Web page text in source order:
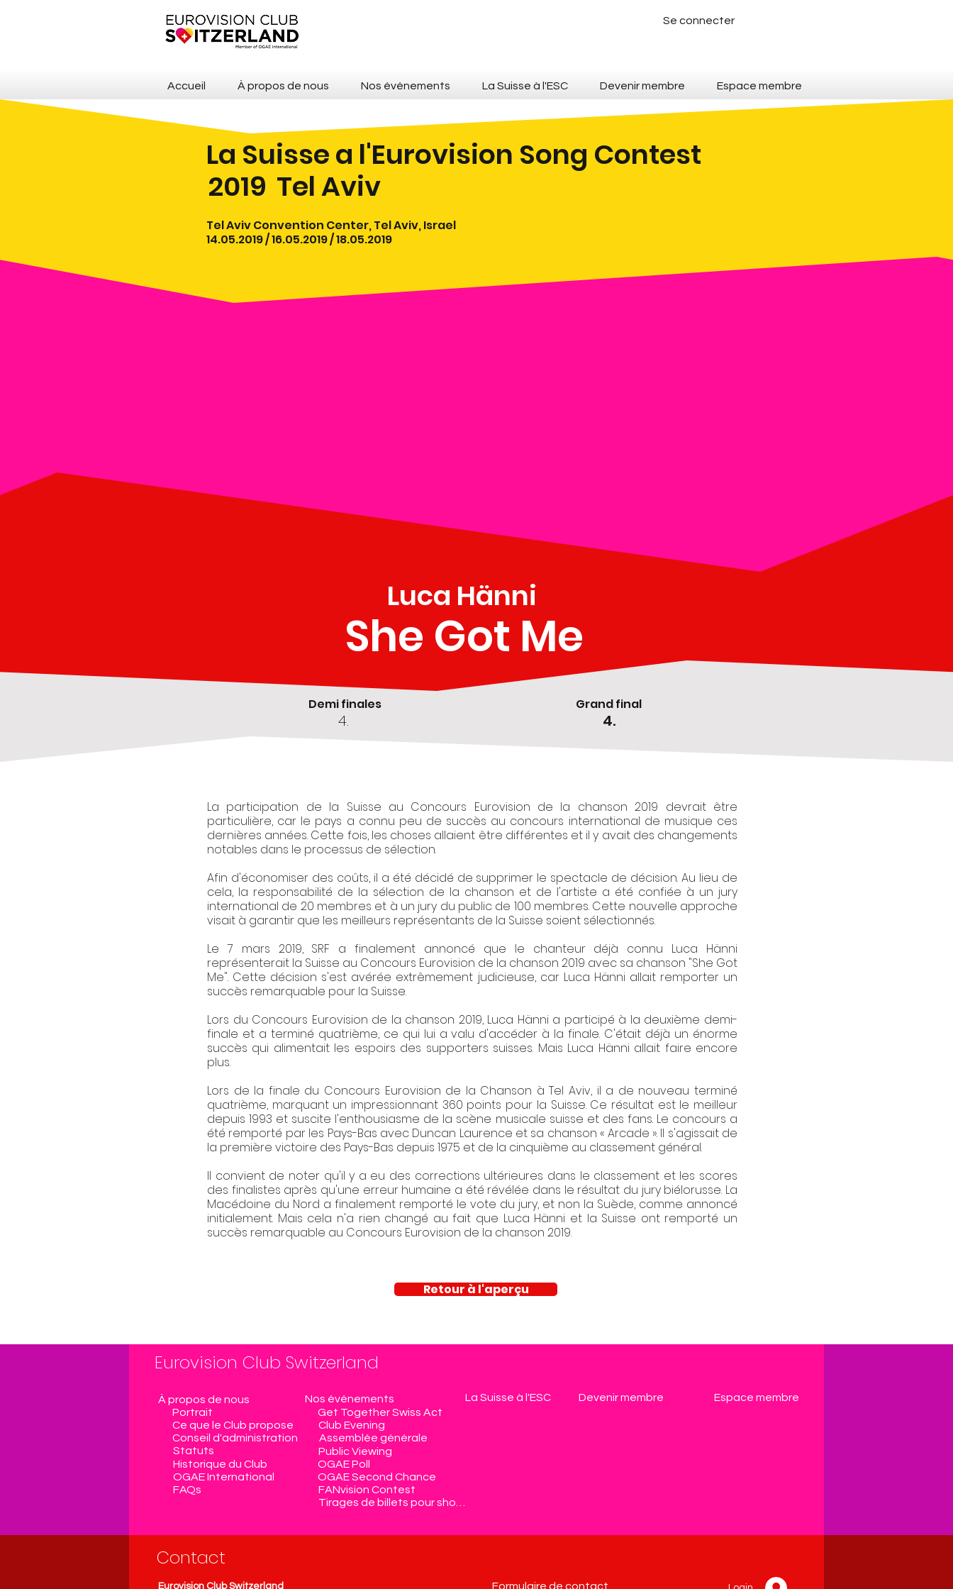
Se connecter
Accueil À propos de nous Nos événements La Suisse à l'ESC Devenir membre Espace membre
La Suisse a l'Eurovision Song Contest
2019 Tel Aviv
Tel Aviv Convention Center, Tel Aviv, Israel
14.05.2019 / 16.05.2019 / 18.05.2019
Luca Hänni
She Got Me
Demi finales Grand final
4. 4.
La participation de la Suisse au Concours Eurovision de la chanson 2019 devrait être
particulière, car le pays a connu peu de succès au concours international de musique ces
dernières années. Cette fois, les choses allaient être différentes et il y avait des changements
notables dans le processus de sélection.
Afin d'économiser des coûts, il a été décidé de supprimer le spectacle de décision. Au lieu de
cela, la responsabilité de la sélection de la chanson et de l'artiste a été confiée à un jury
international de 20 membres et à un jury du public de 100 membres. Cette nouvelle approche
visait à garantir que les meilleurs représentants de la Suisse soient sélectionnés.
Le 7 mars 2019, SRF a finalement annoncé que le chanteur déjà connu Luca Hänni
représenterait la Suisse au Concours Eurovision de la chanson 2019 avec sa chanson "She Got
Me". Cette décision s'est avérée extrêmement judicieuse, car Luca Hänni allait remporter un
succès remarquable pour la Suisse.
Lors du Concours Eurovision de la chanson 2019, Luca Hänni a participé à la deuxième demi-
finale et a terminé quatrième, ce qui lui a valu d'accéder à la finale. C'était déjà un énorme
succès qui alimentait les espoirs des supporters suisses. Mais Luca Hänni allait faire encore
plus.
Lors de la finale du Concours Eurovision de la Chanson à Tel Aviv, il a de nouveau terminé
quatrième, marquant un impressionnant 360 points pour la Suisse. Ce résultat est le meilleur
depuis 1993 et suscite l'enthousiasme de la scène musicale suisse et des fans. Le concours a
été remporté par les Pays-Bas avec Duncan Laurence et sa chanson « Arcade ». Il s'agissait de
la première victoire des Pays-Bas depuis 1975 et de la cinquième au classement général.
Il convient de noter qu'il y a eu des corrections ultérieures dans le classement et les scores
des finalistes après qu'une erreur humaine a été révélée dans le résultat du jury biélorusse. La
Macédoine du Nord a finalement remporté le vote du jury, et non la Suède, comme annoncé
initialement. Mais cela n'a rien changé au fait que Luca Hänni et la Suisse ont remporté un
succès remarquable au Concours Eurovision de la chanson 2019.
Retour à l'aperçu
Eurovision Club Switzerland
À propos de nous Nos événements Devenir membre
La Suisse à l'ESC
Espace membre
Portrait
Get Together Swiss Act
Ce que le Club propose
Club Evening
Conseil d'administration
Assemblée générale
Statuts
Public Viewing
Historique du Club
OGAE Poll
OGAE International
OGAE Second Chance
FAQs
FANvision Contest
Contact
Eurovision Club Switzerland Formulaire de contact